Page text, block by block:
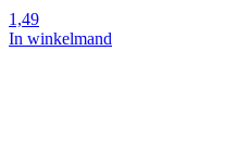
1,49
In winkelmand